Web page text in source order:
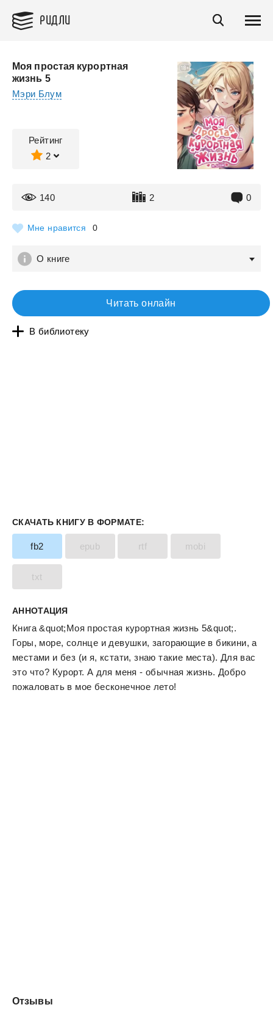
РИДЛИ
Моя простая курортная
жизнь 5
Мэри Блум
Рейтинг
2
140 2 0
Мне нравится 0
О книге
Читать онлайн
В библиотеку
СКАЧАТЬ КНИГУ В ФОРМАТЕ:
fb2 epub rtf mobi
txt
АННОТАЦИЯ
Книга &quot;Моя простая курортная жизнь 5&quot;.
Горы, море, солнце и девушки, загорающие в бикини, а
местами и без (и я, кстати, знаю такие места). Для вас
это что? Курорт. А для меня - обычная жизнь. Добро
пожаловать в мое бесконечное лето!
Отзывы